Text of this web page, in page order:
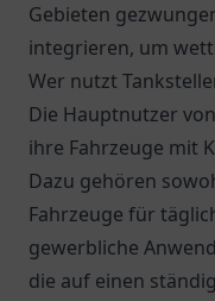
Gebieten
integrieren, um
Wer nutzt
Die Hauptnutzer
ihre Fahrzeuge mit
Dazu gehören
Fahrzeuge für
gewerbliche
die auf einen